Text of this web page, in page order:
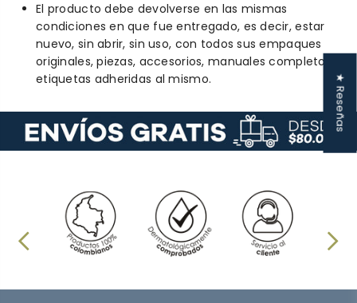
El producto debe devolverse en las mismas
condiciones en que fue entregado, es decir, estar
nuevo, sin abrir, sin uso, con todos sus empaques
originales, piezas, accesorios, manuales completos y
etiquetas adheridas al mismo.
★ Reseñas